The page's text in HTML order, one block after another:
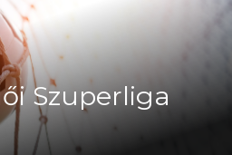
Szuperliga